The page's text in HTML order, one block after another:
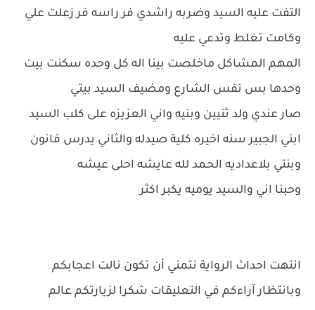
التفت عليه السيد وضربه راشدي فر راسه فر زعلت علي
وكامت تغلط وتدعي عليه
المهم المشاكل ماخلصت بينا اله كل وحده سكنت بيت
وحدها بس نفس الشارع ومضيف السيد بيتي
صار عندي ولد ثنيين وبنيه واني العزيزه على كلب السيد
ابني الجبير سنه اخيره كلية صيدله والثاني يدرس قانون
وبنتي بلاعداديه الحمد لله عايشه احلى عيشه
وحبنا اني والسيد يوميه يكبر اكثر
انتهت احداث الرواية نتمني أن تكون نالت اعجابكم
وبانتظار آراءكم في التعليقات شكرا لزيارتكم عالم